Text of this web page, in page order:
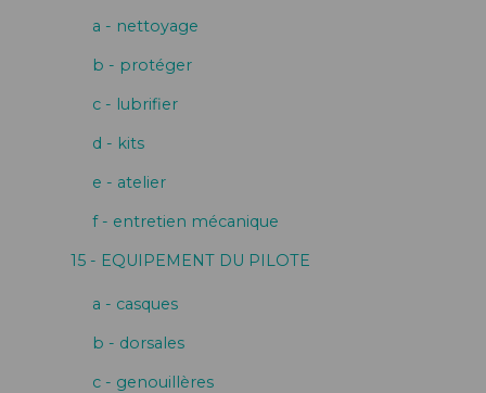
a - nettoyage
b - protéger
c - lubrifier
d - kits
e - atelier
f - entretien mécanique
15 - EQUIPEMENT DU PILOTE
a - casques
b - dorsales
c - genouillères